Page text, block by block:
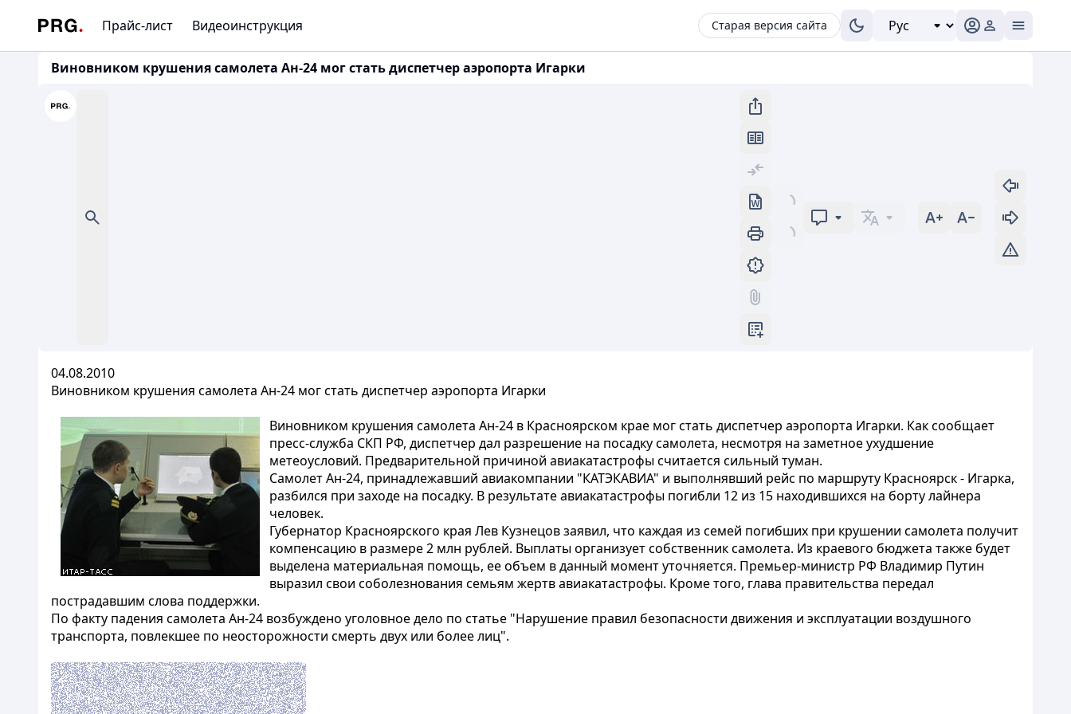
Прайс-лист Видеоинструкция Старая версия сайта
Виновником крушения самолета Ан-24 мог стать диспетчер аэропорта Игарки
04.08.2010
Виновником крушения самолета Ан-24 мог стать диспетчер аэропорта Игарки
Виновником крушения самолета Ан-24 в Красноярском крае мог стать диспетчер аэропорта Игарки. Как сообщает
пресс-служба СКП РФ, диспетчер дал разрешение на посадку самолета, несмотря на заметное ухудшение
метеоусловий. Предварительной причиной авиакатастрофы считается сильный туман.
Самолет Ан-24, принадлежавший авиакомпании "КАТЭКАВИА" и выполнявший рейс по маршруту Красноярск - Игарка,
разбился при заходе на посадку. В результате авиакатастрофы погибли 12 из 15 находившихся на борту лайнера
человек.
Губернатор Красноярского края Лев Кузнецов заявил, что каждая из семей погибших при крушении самолета получит
компенсацию в размере 2 млн рублей. Выплаты организует собственник самолета. Из краевого бюджета также будет
выделена материальная помощь, ее объем в данный момент уточняется. Премьер-министр РФ Владимир Путин
выразил свои соболезнования семьям жертв авиакатастрофы. Кроме того, глава правительства передал
пострадавшим слова поддержки.
По факту падения самолета Ан-24 возбуждено уголовное дело по статье "Нарушение правил безопасности движения и эксплуатации воздушного
транспорта, повлекшее по неосторожности смерть двух или более лиц".